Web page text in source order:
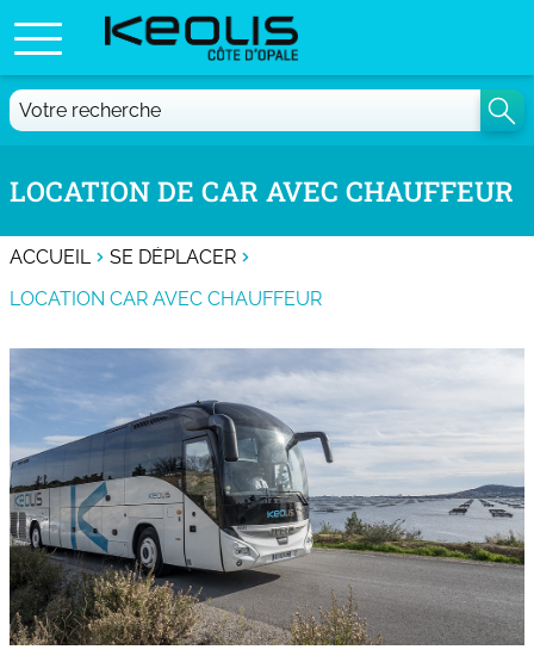
LOCATION DE CAR AVEC CHAUFFEUR
ACCUEIL
SE DÉPLACER
LOCATION CAR AVEC CHAUFFEUR